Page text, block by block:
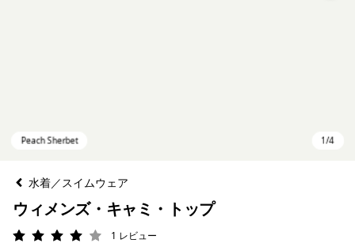
水着／スイムウェア
ウィメンズ・キャミ・トップ
評価: 4 / 5 1 レビュー